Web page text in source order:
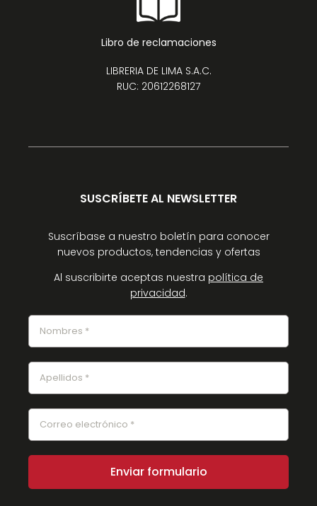
Libro de reclamaciones
LIBRERIA DE LIMA S.A.C.
RUC: 20612268127
SUSCRÍBETE AL NEWSLETTER
Suscríbase a nuestro boletín para conocer
nuevos productos, tendencias y ofertas
Al suscribirte aceptas nuestra política de
privacidad.